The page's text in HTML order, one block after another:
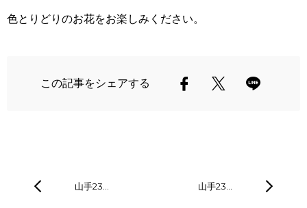
色とりどりのお花をお楽しみください。
この記事をシェアする
山手23… 山手23…